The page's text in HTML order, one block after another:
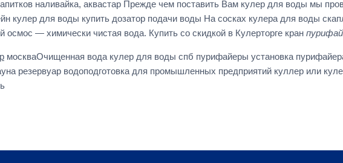
наливайка, аквастар Прежде чем поставить Вам кулер для воды мы
для воды купить дозатор подачи воды На сосках кулера для воды
— химически чистая вода. Купить со скидкой в Кулерторге кран
москваОчищенная вода кулер для воды спб пурифайеры установка
резервуар водоподготовка для промышленных предприятий куллер или